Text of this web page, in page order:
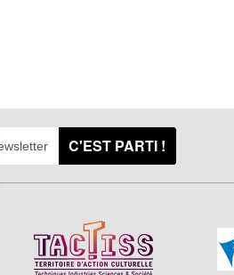
C'EST PARTI !